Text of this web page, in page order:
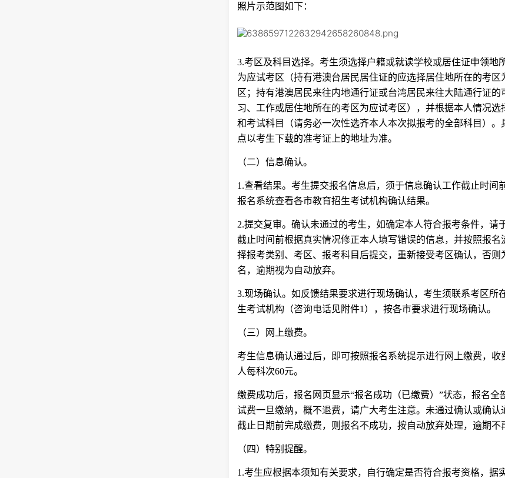
照片示范图如下：
3.考区及科目选择。考生须选择户籍或就读学校或居住证申领地
为应试考区（持有港澳台居民居住证的应选择居住地所在的考区
区；持有港澳居民来往内地通行证或台湾居民来往大陆通行证的
习、工作或居住地所在的考区为应试考区），并根据本人情况选
和考试科目（请务必一次性选齐本人本次拟报考的全部科目）。
点以考生下载的准考证上的地址为准。
（二）信息确认。
1.查看结果。考生提交报名信息后，须于信息确认工作截止时间
报名系统查看各市教育招生考试机构确认结果。
2.提交复审。确认未通过的考生，如确定本人符合报考条件，请
截止时间前根据真实情况修正本人填写错误的信息，并按照报名
择报考类别、考区、报考科目后提交，重新接受考区确认，否则
名，逾期视为自动放弃。
3.现场确认。如反馈结果要求进行现场确认，考生须联系考区所
生考试机构（咨询电话见附件1），按各市要求进行现场确认。
（三）网上缴费。
考生信息确认通过后，即可按照报名系统提示进行网上缴费，收
人每科次60元。
缴费成功后，报名网页显示“报名成功（已缴费）”状态，报名全
试费一旦缴纳，概不退费，请广大考生注意。未通过确认或确认
截止日期前完成缴费，则报名不成功，按自动放弃处理，逾期不
（四）特别提醒。
1.考生应根据本须知有关要求，自行确定是否符合报考资格，据